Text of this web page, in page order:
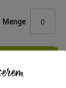
Menge